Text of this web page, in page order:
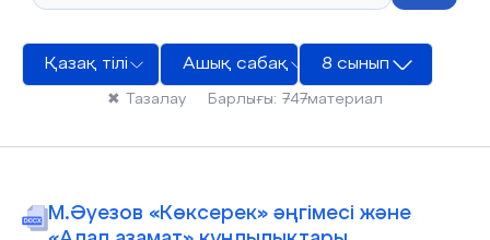
Қазақ тілі Ашық сабақ 8 сынып
✖ Тазалау Барлығы: 747материал
М.Әуезов «Көксерек» әңгімесі және